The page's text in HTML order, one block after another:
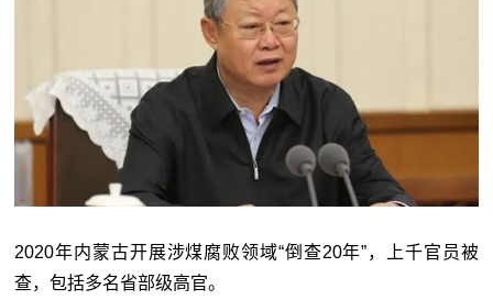
2020年内蒙古开展涉煤腐败领域“倒查20年”，上千官员被
查，包括多名省部级高官。